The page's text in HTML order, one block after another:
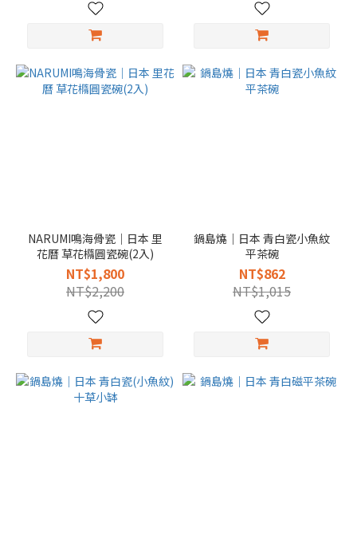
NARUMI鳴海骨瓷｜日本 里
花曆 草花橢圓瓷碗(2入)
NT$1,800
NT$2,200
鍋島燒｜日本 青白瓷小魚紋
平茶碗
NT$862
NT$1,015